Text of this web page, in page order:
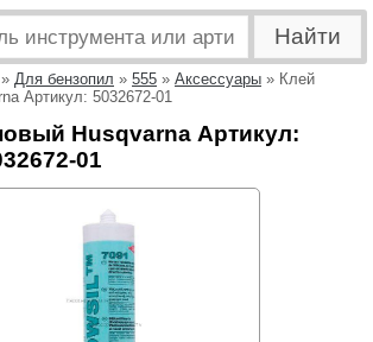
Для бензопил » 555 » Аксессуары » Клей
Артикул: 5032672-01
Husqvarna Артикул:
01